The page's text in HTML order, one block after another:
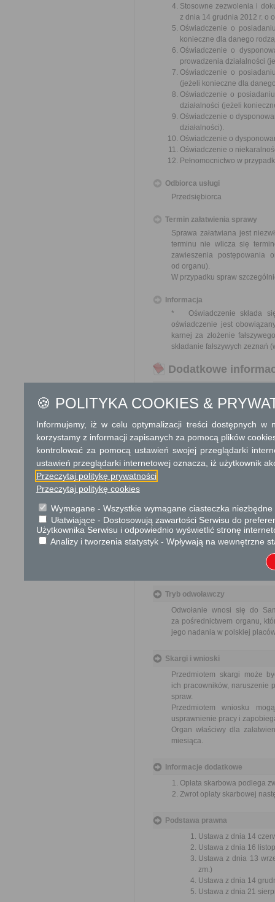
Stosowne zezwolenia i
z dnia 14 grudnia 2012 r. o
Oświadczenie o
konieczne dla danego
Oświadczenie o
prowadzenia działalności
Oświadczenie o
(jeżeli konieczne dla
Oświadczenie o
działalności (jeżeli
Oświadczenie o
działalności).
Oświadczenie o
Oświadczenie o
Pełnomocnictwo w
Odbiorca usługi
Przedsiębiorca
Termin załatwienia sprawy
Sprawa załatwiana jest
terminu nie wlicza się
zawieszenia postępowania
od organu).
W przypadku spraw
Informacja
* Oświadczenie składa się
oświadczenie jest
karnej za złożenie
składanie fałszywych
Dodatkowe
616 zł opłata skarbowa
zwierzęcych i ich części.
17 zł opłata skarbowa za
Informacje o płatnościach
Bank PEKAO S.A. II Oddział w
Kwota:
616,00 zł
Tytuł wpłaty:
Opłata skarbowa od
Opłata skarbowa od
Tryb odwoławczy
Odwołanie wnosi się do
za pośrednictwem organu,
jego nadania w polskiej
Skargi i wnioski
Przedmiotem skargi może
ich pracowników, naruszenie
spraw.
Przedmiotem wniosku
usprawnienie pracy i
Organ właściwy dla
miesiąca.
Informacje dodatkowe
Opłata skarbowa podlega
Zwrot opłaty skarbowej
Podstawa prawna
Ustawa z dnia 14
Ustawa z dnia 16
Ustawa z dnia 13
zm.)
Ustawa z dnia 14
Ustawa z dnia 21
🍪 POLITYKA COOKIES &
Informujemy, iż w celu optymalizacji treści dostępnych w
korzystamy z informacji zapisanych za pomocą plików
kontrolować za pomocą ustawień swojej przeglądarki
ustawień przeglądarki internetowej oznacza, iż użytkownik
Przeczytaj politykę prywatności
Przeczytaj politykę cookies
Wymagane - Wszystkie wymagane ciasteczka
Ułatwiające - Dostosowują zawartości Serwisu do
Użytkownika Serwisu i odpowiednio wyświetlić stronę
Analizy i tworzenia statystyk - Wpływają na wewnętrzne